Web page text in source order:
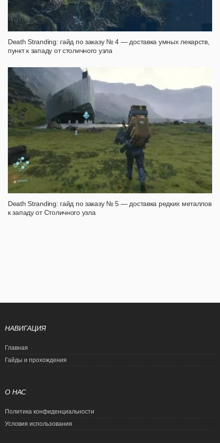
Death Stranding: гайд по заказу № 4 — доставка умных лекарств,
пункт к западу от столичного узла
Death Stranding: гайд по заказу № 5 — доставка редких металлов
к западу от Столичного узла
НАВИГАЦИЯ
Главная
Гайды и прохождения
О НАС
Политика конфиденциальности
Условия использования